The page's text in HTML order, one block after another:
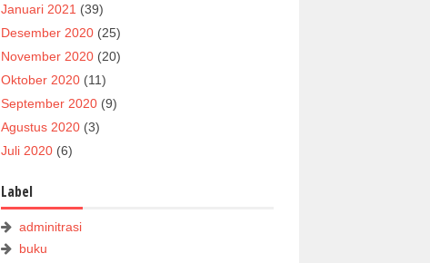
Januari 2021 (39)
Desember 2020 (25)
November 2020 (20)
Oktober 2020 (11)
September 2020 (9)
Agustus 2020 (3)
Juli 2020 (6)
Label
adminitrasi
buku